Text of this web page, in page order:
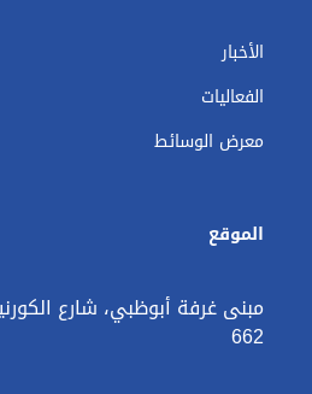
الأخبار
الفعاليات
معرض الوسائط
الموقع
مبنى غرفة أبوظبي، شارع
662